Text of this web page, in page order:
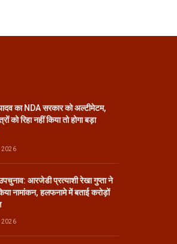
का NDA सरकार को अल्टीमेटम,
को रिहा नहीं किया तो होगा बड़ा
2026
आरजेडी प्रत्याशी रेखा गुप्ता ने
नामांकन, हलफनामे में बताई करोड़ों
2026